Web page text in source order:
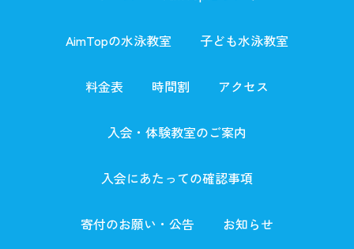
AimTopの水泳教室 子ども水泳教室
料金表 時間割 アクセス
入会・体験教室のご案内
入会にあたっての確認事項
寄付のお願い・公告 お知らせ